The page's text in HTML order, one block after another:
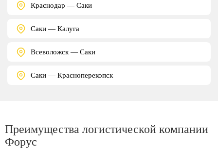
Краснодар — Саки
Саки — Калуга
Всеволожск — Саки
Саки — Красноперекопск
Преимущества логистической компании
Форус